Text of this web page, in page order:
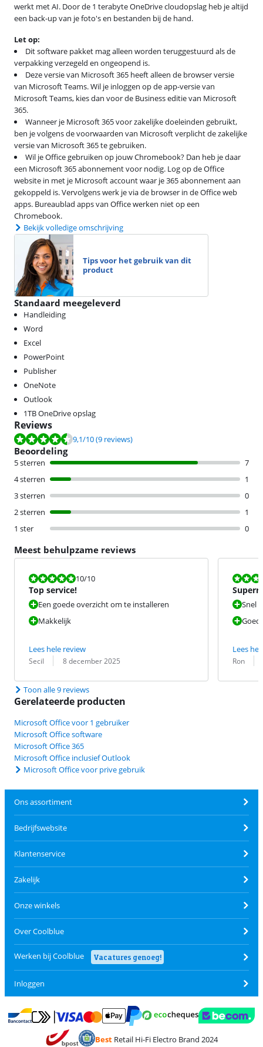
werkt met AI. Door de 1 terabyte OneDrive cloudopslag heb je altijd
een back-up van je foto's en bestanden bij de hand.
Let op:
Dit software pakket mag alleen worden teruggestuurd als de
verpakking verzegeld en ongeopend is.
Deze versie van Microsoft 365 heeft alleen de browser versie
van Microsoft Teams. Wil je inloggen op de app-versie van
Microsoft Teams, kies dan voor de Business editie van Microsoft
365.
Wanneer je Microsoft 365 voor zakelijke doeleinden gebruikt,
ben je volgens de voorwaarden van Microsoft verplicht de zakelijke
versie van Microsoft 365 te gebruiken.
Wil je Office gebruiken op jouw Chromebook? Dan heb je daar
een Microsoft 365 abonnement voor nodig. Log op de Office
website in met je Microsoft account waar je 365 abonnement aan
gekoppeld is. Vervolgens werk je via de browser in de Office web
apps. Bureaublad apps van Office werken niet op een
Chromebook.
Bekijk volledige omschrijving
Tips voor het gebruik van dit
product
Standaard meegeleverd
Handleiding
Word
Excel
PowerPoint
Publisher
OneNote
Outlook
1TB OneDrive opslag
Reviews
Beoordeling is 9,1 van de 10, gebaseerd op 9 reviews.
9,1/10(9 reviews)
Beoordeling
5 sterren
7
4 sterren
1
3 sterren
0
2 sterren
1
1 ster
0
Meest behulpzame reviews
Beoordeling is 10 van de 10.
10/10
Top service!
Een goede overzicht om te installeren
Makkelijk
Lees hele review
Beoordeling door:
Secil
Datum: 8 december 2025
Snel
Lees
Ron
Datum:
Toon alle 9 reviews
Gerelateerde producten
Microsoft Office voor 1 gebruiker
Microsoft Office software
Microsoft Office 365
Microsoft Office inclusief Outlook
Microsoft Office voor prive gebruik
Ons assortiment
Bedrijfswebsite
Klantenservice
Zakelijk
Onze winkels
Over Coolblue
Werken bij Coolblue Vacatures genoeg!
Inloggen
Betalen met Bancontact
Betalen met MasterCard en Visa via ClickToPay
BestRetail Hi-Fi Electro Brand 2024